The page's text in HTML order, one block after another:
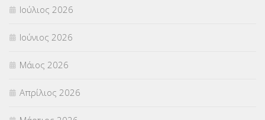
Ιούλιος 2026
Ιούνιος 2026
Μάιος 2026
Απρίλιος 2026